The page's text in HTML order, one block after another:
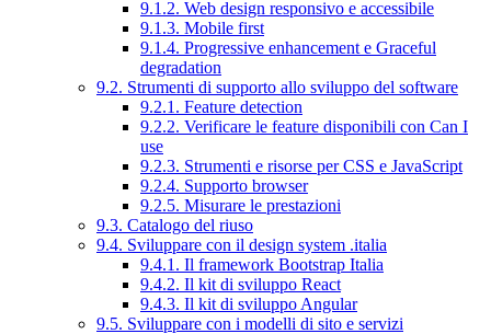
9.1.2. Web design responsivo e accessibile
9.1.3. Mobile first
9.1.4. Progressive enhancement e Graceful
degradation
9.2. Strumenti di supporto allo sviluppo del software
9.2.1. Feature detection
9.2.2. Verificare le feature disponibili con Can I
use
9.2.3. Strumenti e risorse per CSS e JavaScript
9.2.4. Supporto browser
9.2.5. Misurare le prestazioni
9.3. Catalogo del riuso
9.4. Sviluppare con il design system .italia
9.4.1. Il framework Bootstrap Italia
9.4.2. Il kit di sviluppo React
9.4.3. Il kit di sviluppo Angular
9.5. Sviluppare con i modelli di sito e servizi